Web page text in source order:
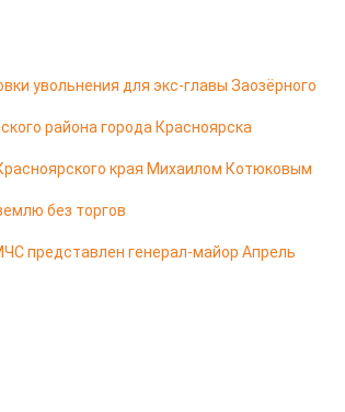
увольнения для экс-главы Заозёрного
района города Красноярска
края Михаилом Котюковым
без торгов
представлен генерал-майор Апрель